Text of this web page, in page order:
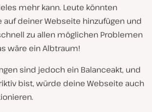
mehr kann. Leute könnten
auf deiner Webseite hinzufügen und
zu allen möglichen Problemen
wäre ein Albtraum!
sind jedoch ein Balanceakt, und
bist, würde deine Webseite auch